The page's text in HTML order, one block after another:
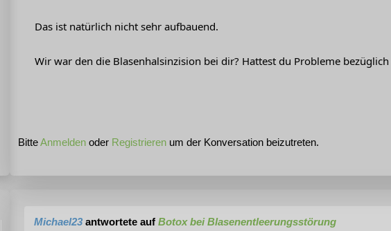
Das ist natürlich nicht sehr aufbauend.
Wir war den die Blasenhalsinzision bei dir? Hattest du Probleme
BitteAnmelden oder Registrieren um der Konversation beizutreten.
Michael23 antwortete auf Botox bei Blasenentleerungsstörung